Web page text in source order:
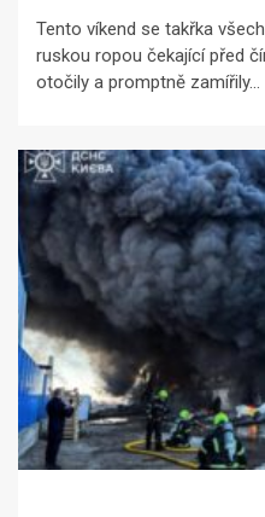
Tento víkend se takřka
ruskou ropou čekající před
otočily a promptně zamířily...